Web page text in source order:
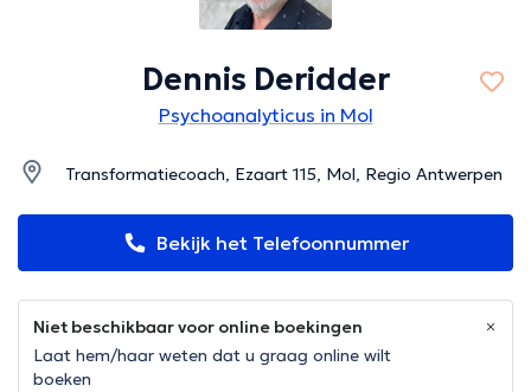
Dennis Deridder
Psychoanalyticus in Mol
Transformatiecoach, Ezaart 115, Mol, Regio Antwerpen
Bekijk het Telefoonnummer
Niet beschikbaar voor online boekingen
Laat hem/haar weten dat u graag online wilt
boeken